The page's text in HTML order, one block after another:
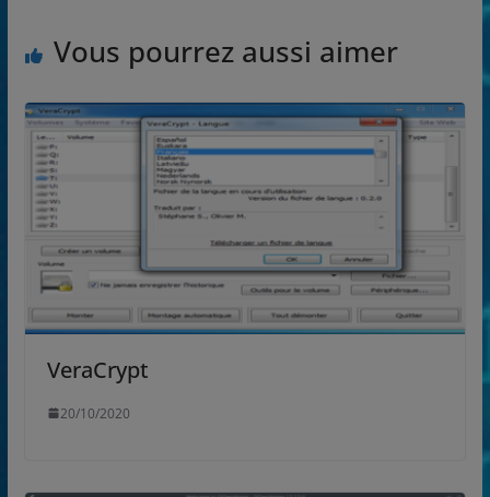
Vous pourrez aussi aimer
VeraCrypt
20/10/2020